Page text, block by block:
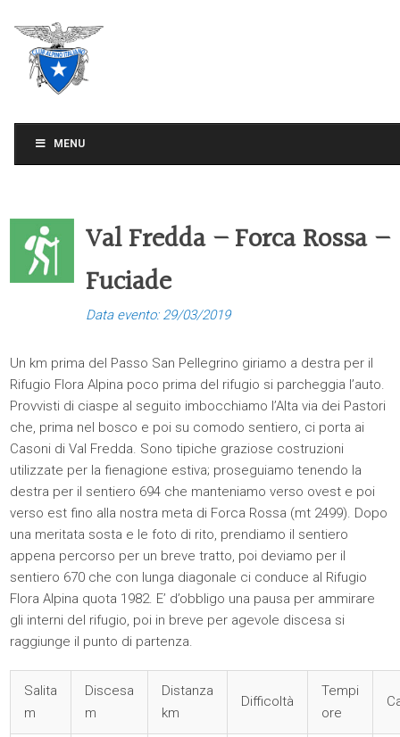
MENU
Val Fredda – Forca Rossa –
Fuciade
Data evento: 29/03/2019
Un km prima del Passo San Pellegrino giriamo a destra per il
Rifugio Flora Alpina poco prima del rifugio si parcheggia l’auto.
Provvisti di ciaspe al seguito imbocchiamo l’Alta via dei Pastori
che, prima nel bosco e poi su comodo sentiero, ci porta ai
Casoni di Val Fredda. Sono tipiche graziose costruzioni
utilizzate per la fienagione estiva; proseguiamo tenendo la
destra per il sentiero 694 che manteniamo verso ovest e poi
verso est fino alla nostra meta di Forca Rossa (mt 2499). Dopo
una meritata sosta e le foto di rito, prendiamo il sentiero
appena percorso per un breve tratto, poi deviamo per il
sentiero 670 che con lunga diagonale ci conduce al Rifugio
Flora Alpina quota 1982. E’ d’obbligo una pausa per ammirare
gli interni del rifugio, poi in breve per agevole discesa si
raggiunge il punto di partenza.
Salita
m
Discesa
m
Distanza
km
Difficoltà
Tempi
ore